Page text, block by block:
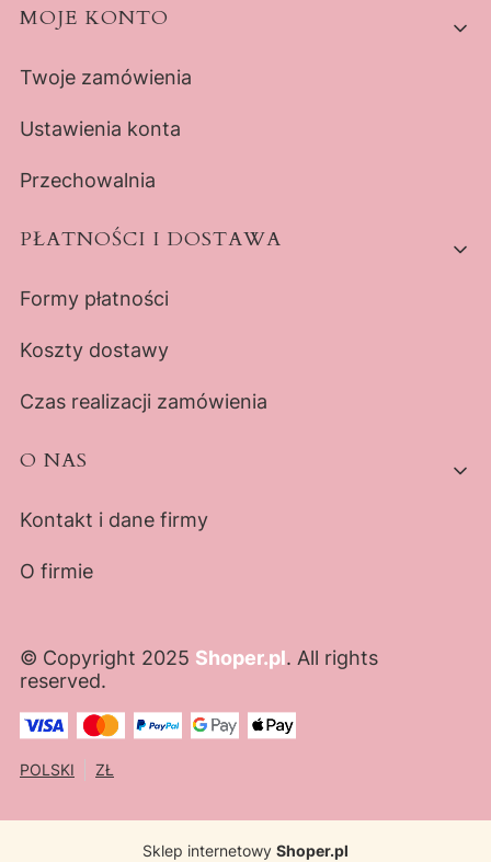
MOJE KONTO
Twoje zamówienia
Ustawienia konta
Przechowalnia
PŁATNOŚCI I DOSTAWA
Formy płatności
Koszty dostawy
Czas realizacji zamówienia
O NAS
Kontakt i dane firmy
O firmie
© Copyright 2025 Shoper.pl. All rights
reserved.
POLSKI ZŁ
Sklep internetowy Shoper.pl